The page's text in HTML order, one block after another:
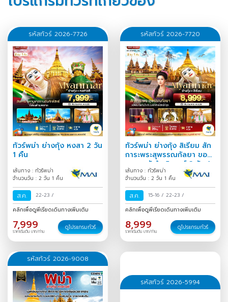
รหัสทัวร์ 2026-7726
ทัวร์พม่า ย่างกุ้ง หงสา 2 วัน
1 คืน
เส้นทาง : ทัวร์พม่า
จำนวนวัน : 2 วัน 1 คืน
ส.ค. 22-23 /
คลิกเพื่อดูพีเรียดเดินทางเพิ่มเติม
7,999
ราคาเริ่มต้น บาท/ท่าน
ดูโปรแกรมทัวร์
รหัสทัวร์ 2026-7720
ทัวร์พม่า ย่างกุ้ง สิเรียม สัก
การะพระสุพรรณกัลยา ขอ
พรเทพทันใจ 5 องค์ 2 วัน 1
คืน
เส้นทาง : ทัวร์พม่า
จำนวนวัน : 2 วัน 1 คืน
ส.ค. 15-16 / 22-23 /
คลิกเพื่อดูพีเรียดเดินทางเพิ่มเติม
8,999
ราคาเริ่มต้น บาท/ท่าน
ดูโปรแกรมทัวร์
รหัสทัวร์ 2026-9008
รหัสทัวร์ 2026-5994